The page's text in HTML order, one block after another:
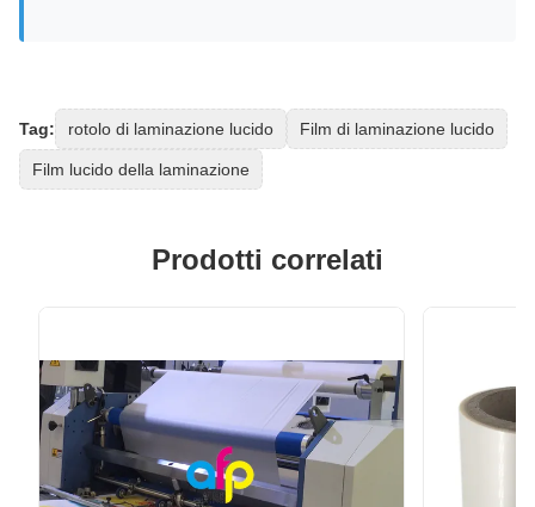
Tag: rotolo di laminazione lucido Film di laminazione lucido
Film lucido della laminazione
Prodotti correlati